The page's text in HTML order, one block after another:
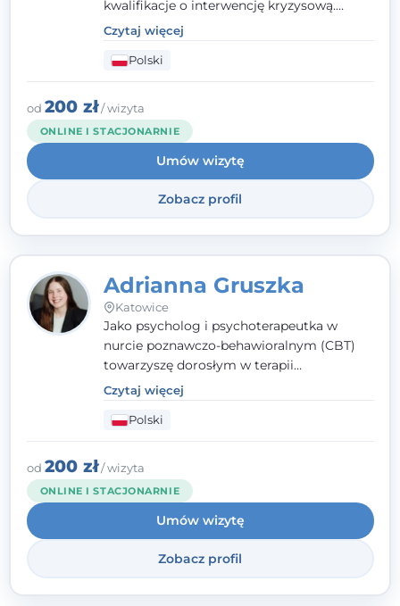
kwalifikacje o interwencję kryzysową.
Pracuję w nurcie terapii trzeciej fali, łącząc
metody o potwierdzonej skuteczności.
Towarzyszę młodzieży, dorosłym i parom w
radzeniu sobie z bolesnymi
doświadczeniami tak, by mogli żyć pełniej.
Czytaj więcej
Polski
od 200 zł/ wizyta
ONLINE I STACJONARNIE
Umów wizytę
Zobacz profil
Adrianna Gruszka
Katowice
Jako psycholog i psychoterapeutka w
nurcie poznawczo-behawioralnym (CBT)
towarzyszę dorosłym w terapii
indywidualnej oraz nastolatkom od 15. roku
życia. Zależy mi, by naprawdę usłyszeć, z
czym do mnie przychodzisz, i dobrać
sposób pracy do Ciebie - bez gotowych
schematów i bez oceniania.
Czytaj więcej
Polski
od 200 zł/ wizyta
ONLINE I STACJONARNIE
Umów wizytę
Zobacz profil